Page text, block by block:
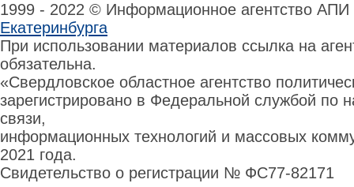
1999 - 2022 © Информационное агентство
Екатеринбурга
При использовании материалов ссылка на
обязательна.
«Свердловское областное агентство
зарегистрировано в Федеральной службой по
связи,
информационных технологий и массовых
2021 года.
Свидетельство о регистрации № ФС77-82171